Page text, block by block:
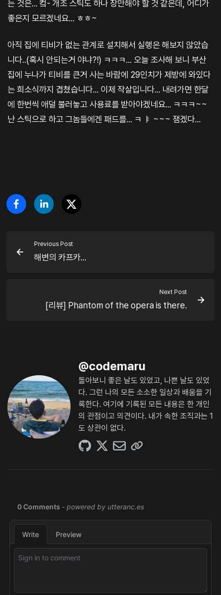
는 것은... 컼- 개조 스틱도 하나 장만해야 할 것 같은데, 어디가
좋은지 모르겠네요... ㅎㅎ~
아직 집에 티비가 없는 관계로 설치해서 실행은 해보지 않았습
니다..(혹시 안되는거 야냐?!) ㅋㅋㅋ... 오늘 조사해 보니 부산
집에 누나가 티비를 큰거 사는 바람에 29인치가 제방에 와있다
는 희소식까지 겹쳤습니다... 이제 작살입니다... 내려가면 한달
에 한번씩 애덜 불러놓고 사용료를 받아야겠네요... ㅋㅋㅋ~~
난 스틱으로 하고 그놈들에겐 패드를... ㅋ ㅑ ~~~ 잼겠다...
Previous Post
해변의 카프카...
Next Post
[리뷰] Phantom of the opera is there.
@codemaru
돌아보니 좋은 날도 있었고, 나쁜 날도 있었
다. 그런 나의 모든 소소한 일상과 배움을 기
록한다. 여기에 기록된 모든 내용은 한 개인
의 관점이고 의견이다. 내가 속한 조직과는 1
도 상관이 없다.